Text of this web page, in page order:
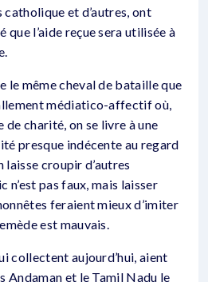
catholique et d’autres, ont
l’aide reçue sera utilisée à
le même cheval de bataille que
médiatico-affectif où,
de charité, on se livre à une
presque indécente au regard
laisse croupir d’autres
n’est pas faux, mais laisser
feraient mieux d’imiter
est mauvais.
collectent aujourd’hui, aient
Andaman et le Tamil Nadu le